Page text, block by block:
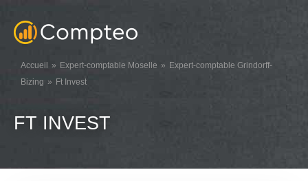
Accueil Expert-comptable Moselle
Expert-comptable Grindorff-
Bizing
Ft Invest
FT INVEST